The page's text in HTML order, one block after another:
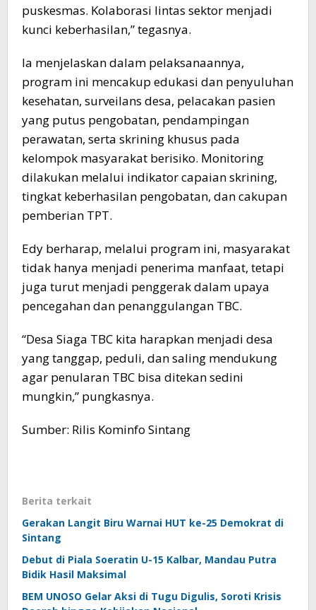
puskesmas. Kolaborasi lintas sektor menjadi
kunci keberhasilan,” tegasnya.
Ia menjelaskan dalam pelaksanaannya,
program ini mencakup edukasi dan penyuluhan
kesehatan, surveilans desa, pelacakan pasien
yang putus pengobatan, pendampingan
perawatan, serta skrining khusus pada
kelompok masyarakat berisiko. Monitoring
dilakukan melalui indikator capaian skrining,
tingkat keberhasilan pengobatan, dan cakupan
pemberian TPT.
Edy berharap, melalui program ini, masyarakat
tidak hanya menjadi penerima manfaat, tetapi
juga turut menjadi penggerak dalam upaya
pencegahan dan penanggulangan TBC.
“Desa Siaga TBC kita harapkan menjadi desa
yang tanggap, peduli, dan saling mendukung
agar penularan TBC bisa ditekan sedini
mungkin,” pungkasnya.
Sumber: Rilis Kominfo Sintang
Berita terkait
Gerakan Langit Biru Warnai HUT ke-25 Demokrat di
Sintang
Debut di Piala Soeratin U-15 Kalbar, Mandau Putra
Bidik Hasil Maksimal
BEM UNOSO Gelar Aksi di Tugu Digulis, Soroti Krisis